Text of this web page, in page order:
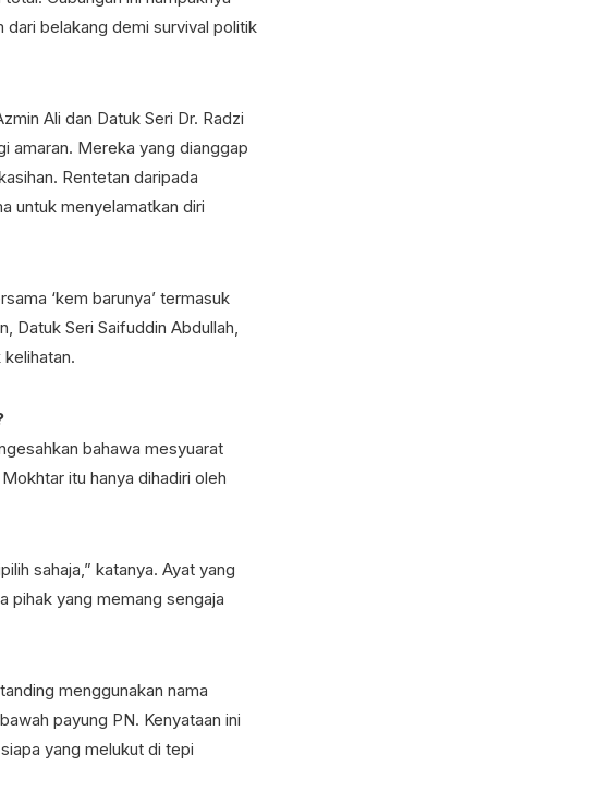
dari belakang demi survival politik
Ali dan Datuk Seri Dr. Radzi
amaran. Mereka yang dianggap
Rentetan daripada
untuk menyelamatkan diri
‘kem barunya’ termasuk
Datuk Seri Saifuddin Abdullah,
bahawa mesyuarat
itu hanya dihadiri oleh
sahaja,” katanya. Ayat yang
pihak yang memang sengaja
menggunakan nama
payung PN. Kenyataan ini
yang melukut di tepi